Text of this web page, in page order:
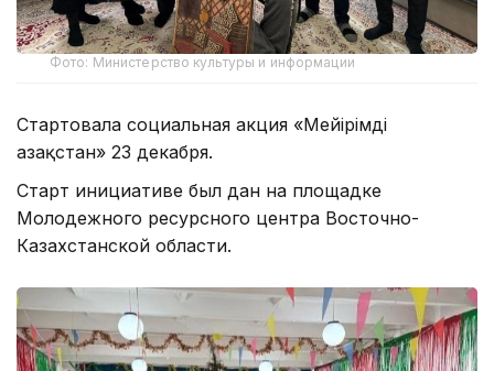
Фото: Министерство культуры и информации
Стартовала социальная акция «Мейірімді
Қазақстан» 23 декабря.
Старт инициативе был дан на площадке
Молодежного ресурсного центра Восточно-
Казахстанской области.